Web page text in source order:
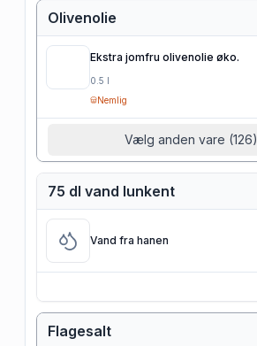
Olivenolie
Ekstra jomfru olivenolie øko.
0.5 l
Nemlig
Vælg anden vare (126)
75 dl vand lunkent
Vand fra hanen
Flagesalt